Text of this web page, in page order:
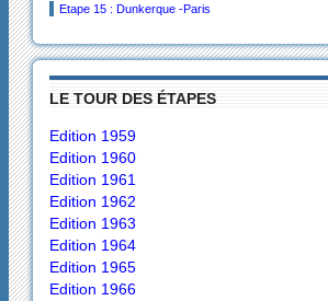
Etape 15 : Dunkerque -Paris
LE TOUR DES ÉTAPES
Edition 1959
Edition 1960
Edition 1961
Edition 1962
Edition 1963
Edition 1964
Edition 1965
Edition 1966